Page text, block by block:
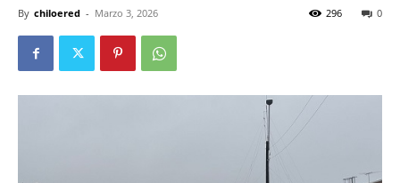
By chiloered - Marzo 3, 2026 0
296